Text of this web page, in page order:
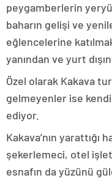
peygamberlerin
baharın gelişi ve
eğlencelerine
yanından ve yurt
Özel olarak Kakava
gelmeyenler ise
ediyor.
Kakava’nın
şekerlemeci, otel
esnafın da yüzünü